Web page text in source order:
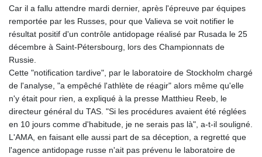
Car il a fallu attendre mardi dernier, après l'épreuve par équipes
remportée par les Russes, pour que Valieva se voit notifier le
résultat positif d'un contrôle antidopage réalisé par Rusada le 25
décembre à Saint-Pétersbourg, lors des Championnats de
Russie.
Cette "notification tardive", par le laboratoire de Stockholm chargé
de l'analyse, "a empêché l'athlète de réagir" alors même qu'elle
n'y était pour rien, a expliqué à la presse Matthieu Reeb, le
directeur général du TAS. "Si les procédures avaient été réglées
en 10 jours comme d'habitude, je ne serais pas là", a-t-il souligné.
L'AMA, en faisant elle aussi part de sa déception, a regretté que
l'agence antidopage russe n'ait pas prévenu le laboratoire de